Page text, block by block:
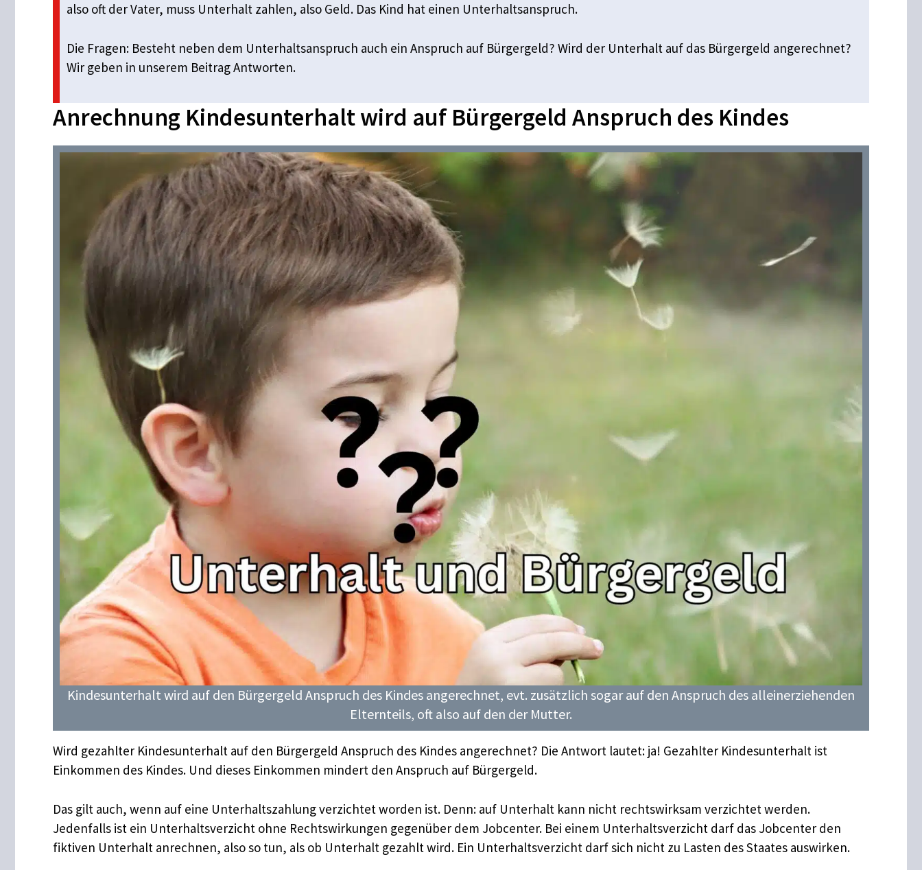
also oft der Vater, muss Unterhalt zahlen, also Geld. Das Kind hat einen Unterhaltsanspruch.
Die Fragen: Besteht neben dem Unterhaltsanspruch auch ein Anspruch auf Bürgergeld? Wird der Unterhalt auf das Bürgergeld angerechnet?
Wir geben in unserem Beitrag Antworten.
Anrechnung Kindesunterhalt wird auf Bürgergeld Anspruch des Kindes
Kindesunterhalt wird auf den Bürgergeld Anspruch des Kindes angerechnet, evt. zusätzlich sogar auf den Anspruch des alleinerziehenden
Elternteils, oft also auf den der Mutter.
Wird gezahlter Kindesunterhalt auf den Bürgergeld Anspruch des Kindes angerechnet? Die Antwort lautet: ja! Gezahlter Kindesunterhalt ist
Einkommen des Kindes. Und dieses Einkommen mindert den Anspruch auf Bürgergeld.
Das gilt auch, wenn auf eine Unterhaltszahlung verzichtet worden ist. Denn: auf Unterhalt kann nicht rechtswirksam verzichtet werden.
Jedenfalls ist ein Unterhaltsverzicht ohne Rechtswirkungen gegenüber dem Jobcenter. Bei einem Unterhaltsverzicht darf das Jobcenter den
fiktiven Unterhalt anrechnen, also so tun, als ob Unterhalt gezahlt wird. Ein Unterhaltsverzicht darf sich nicht zu Lasten des Staates auswirken.